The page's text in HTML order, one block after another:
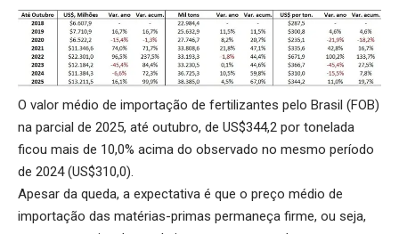
O valor médio de importação de fertilizantes pelo Brasil (FOB)
na parcial de 2025, até outubro, de US$344,2 por tonelada
ficou mais de 10,0% acima do observado no mesmo período
de 2024 (US$310,0).
Apesar da queda, a expectativa é que o preço médio de
importação das matérias-primas permaneça firme, ou seja,